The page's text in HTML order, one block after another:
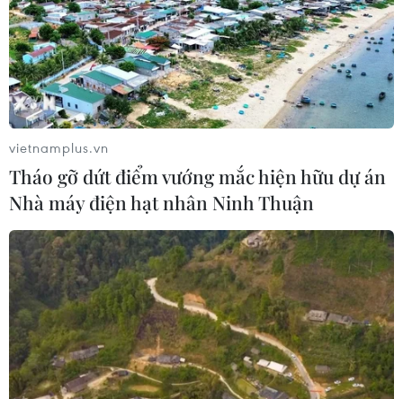
Những người ''quên'' Tết vì bệnh nhân mắc
COVID-19
11/02/2021 12:41
Ngày 11/2 (ngày cuối cùng của năm Canh Tý), các giáo
sư-tiến sỹ đầu ngành cùng các thành viên Tiểu ban điều
trị đã Hội chẩn bệnh nhân COVID-19 nặng trên toàn
quốc.
vietnamplus.vn
Tháo gỡ dứt điểm vướng mắc hiện hữu dự án
Nhà máy điện hạt nhân Ninh Thuận